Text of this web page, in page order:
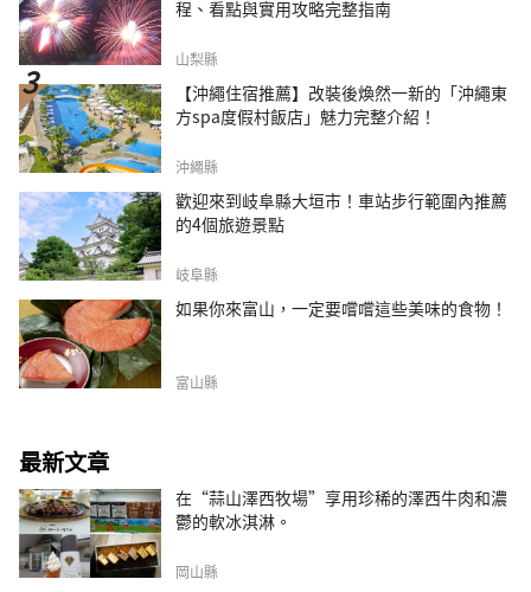
程、看點與實用攻略完整指南
山梨縣
【沖繩住宿推薦】改裝後煥然一新的「沖繩東
方spa度假村飯店」魅力完整介紹！
沖繩縣
歡迎來到岐阜縣大垣市！車站步行範圍內推薦
的4個旅遊景點
岐阜縣
如果你來富山，一定要嚐嚐這些美味的食物！
富山縣
最新文章
在“蒜山澤西牧場”享用珍稀的澤西牛肉和濃
鬱的軟冰淇淋。
岡山縣